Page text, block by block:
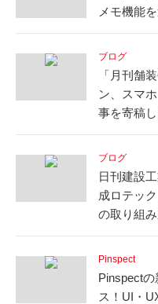
メモ機能
ブログ
「月刊舗
ン、スマ
事を寄稿
ブログ
日刊建設
成ロテッ
の取り組
Pinspect
Pinspect
ス！UI・